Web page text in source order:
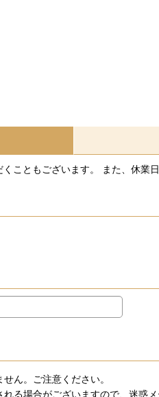
こともございます。 また、休業
ん。ご注意ください。
る場合がございますので、迷惑